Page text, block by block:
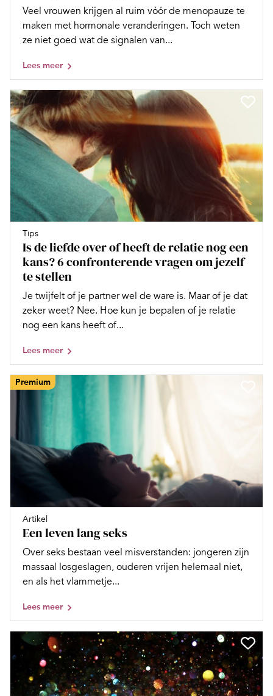
Veel vrouwen krijgen al ruim vóór de menopauze te
maken met hormonale veranderingen. Toch weten
ze niet goed wat de signalen van...
Lees meer
Tips
Is de liefde over of heeft de relatie nog een
kans? 6 confronterende vragen om jezelf
te stellen
Je twijfelt of je partner wel de ware is. Maar of je dat
zeker weet? Nee. Hoe kun je bepalen of je relatie
nog een kans heeft of...
Lees meer
Premium
Artikel
Een leven lang seks
Over seks bestaan veel misverstanden: jongeren zijn
massaal losgeslagen, ouderen vrijen helemaal niet,
en als het vlammetje...
Lees meer